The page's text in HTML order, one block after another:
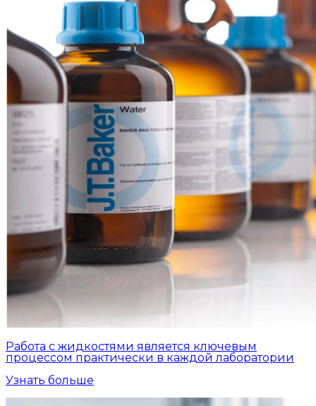
Работа с жидкостями является ключевым
процессом практически в каждой лаборатории
Узнать больше